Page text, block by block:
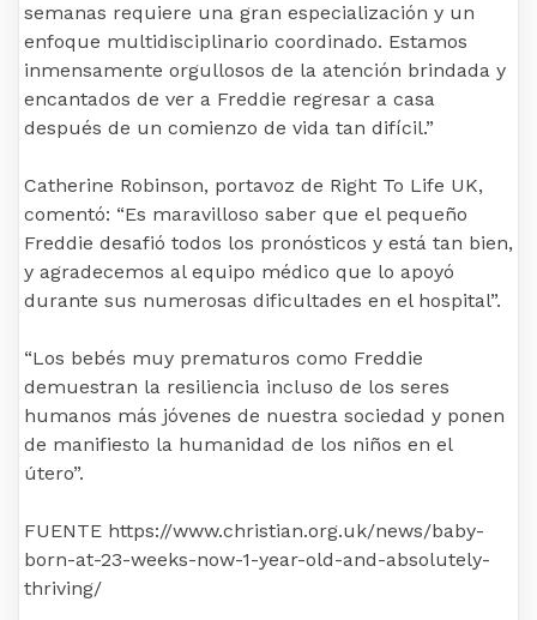
semanas requiere una gran especialización y un
enfoque multidisciplinario coordinado. Estamos
inmensamente orgullosos de la atención brindada y
encantados de ver a Freddie regresar a casa
después de un comienzo de vida tan difícil.”
Catherine Robinson, portavoz de Right To Life UK,
comentó: “Es maravilloso saber que el pequeño
Freddie desafió todos los pronósticos y está tan bien,
y agradecemos al equipo médico que lo apoyó
durante sus numerosas dificultades en el hospital”.
“Los bebés muy prematuros como Freddie
demuestran la resiliencia incluso de los seres
humanos más jóvenes de nuestra sociedad y ponen
de manifiesto la humanidad de los niños en el
útero”.
FUENTE https://www.christian.org.uk/news/baby-
born-at-23-weeks-now-1-year-old-and-absolutely-
thriving/